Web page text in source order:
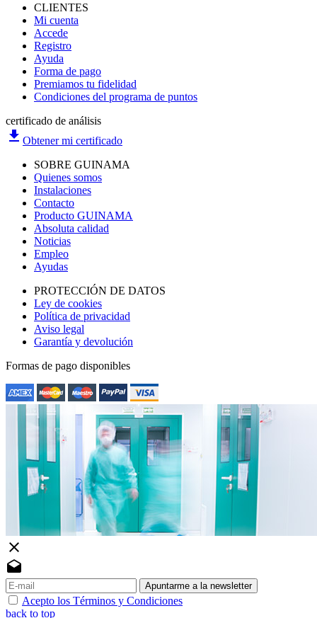
CLIENTES
Mi cuenta
Accede
Registro
Ayuda
Forma de pago
Premiamos tu fidelidad
Condiciones del programa de puntos
certificado de análisis
file_download Obtener mi certificado
SOBRE GUINAMA
Quienes somos
Instalaciones
Contacto
Producto GUINAMA
Absoluta calidad
Noticias
Empleo
Ayudas
PROTECCIÓN DE DATOS
Ley de cookies
Política de privacidad
Aviso legal
Garantía y devolución
Formas de pago disponibles
close
drafts
Apuntarme a la newsletter
Acepto los Términos y Condiciones
back to top